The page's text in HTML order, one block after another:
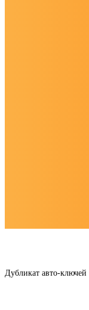
Дубликат авто-ключей